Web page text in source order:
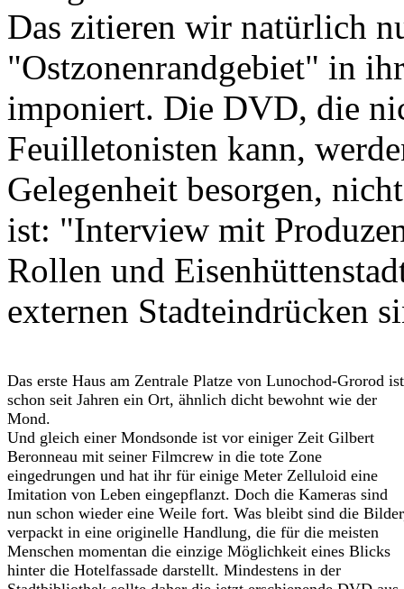
Das zitieren wir natürlich
"Ostzonenrandgebiet" in
imponiert. Die DVD, die
Feuilletonisten kann,
Gelegenheit besorgen,
ist: "Interview mit
Rollen und
externen Stadteindrücken
Das erste Haus am Zentrale Platze von Lunochod-Grorod ist
schon seit Jahren ein Ort, ähnlich dicht bewohnt wie der
Mond.
Und gleich einer Mondsonde ist vor einiger Zeit Gilbert
Beronneau mit seiner Filmcrew in die tote Zone
eingedrungen und hat ihr für einige Meter Zelluloid eine
Imitation von Leben eingepflanzt. Doch die Kameras sind
nun schon wieder eine Weile fort. Was bleibt sind die
verpackt in eine originelle Handlung, die für die meisten
Menschen momentan die einzige Möglichkeit eines Blicks
hinter die Hotelfassade darstellt. Mindestens in der